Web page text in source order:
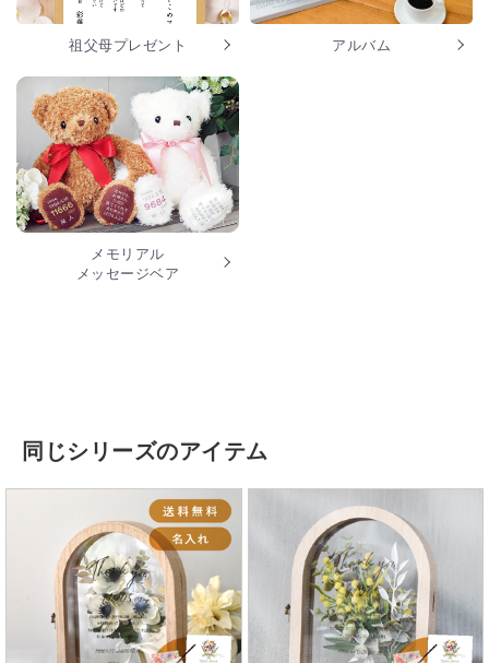
祖父母プレゼント アルバム
メモリアル
メッセージベア
同じシリーズのアイテム